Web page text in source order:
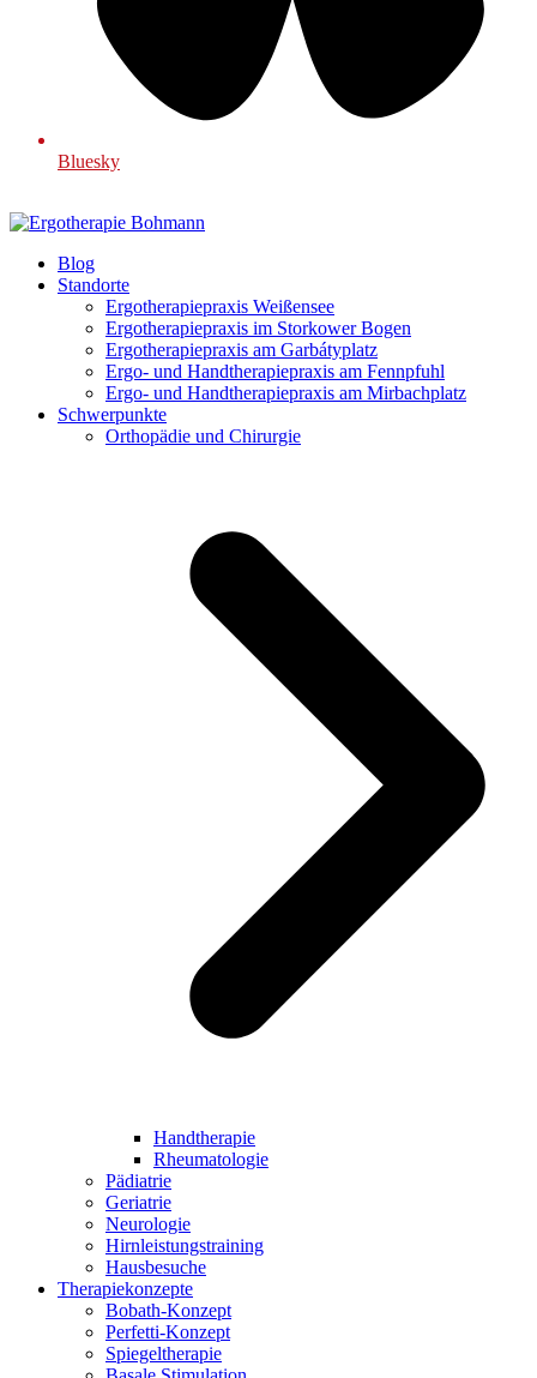
Bluesky
Blog
Standorte
Ergotherapiepraxis Weißensee
Ergotherapiepraxis im Storkower Bogen
Ergotherapiepraxis am Garbátyplatz
Ergo- und Handtherapiepraxis am Fennpfuhl
Ergo- und Handtherapiepraxis am Mirbachplatz
Schwerpunkte
Orthopädie und Chirurgie
Handtherapie
Rheumatologie
Pädiatrie
Geriatrie
Neurologie
Hirnleistungstraining
Hausbesuche
Therapiekonzepte
Bobath-Konzept
Perfetti-Konzept
Spiegeltherapie